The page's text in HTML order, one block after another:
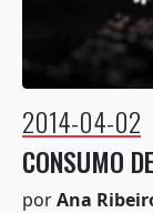
2014-04-02
CONSUMO
porAna